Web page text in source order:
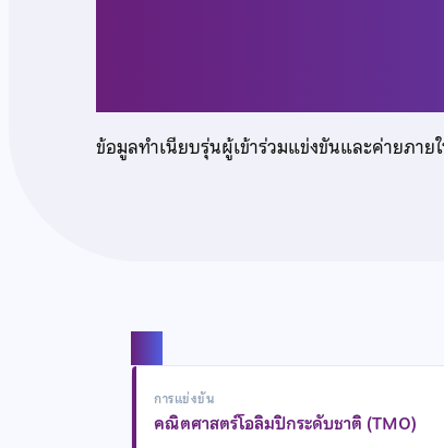
ข้อมูลทำเนียบรุ่นผู้เข้าร่วมแข่งขันและค่ายภา
การแข่งขัน
คณิตศาสตร์โอลิมปิกระดับชาติ (TMO)